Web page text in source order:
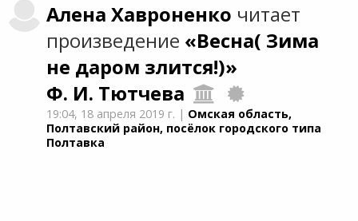
Алена Хавроненко читает
произведение «Весна( Зима
не даром злится!)»
Ф. И. Тютчева
19:04, 18 апреля 2019 г. | Омская область,
Полтавский район, посёлок городского типа
Полтавка